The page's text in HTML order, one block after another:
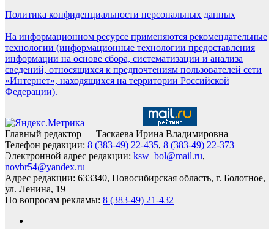
Политика конфиденциальности персональных данных
На информационном ресурсе применяются рекомендательные
технологии (информационные технологии предоставления
информации на основе сбора, систематизации и анализа
сведений, относящихся к предпочтениям пользователей сети
«Интернет», находящихся на территории Российской
Федерации).
Главный редактор — Таскаева Ирина Владимировна
Телефон редакции: 8 (383-49) 22-435, 8 (383-49) 22-373
Электронной адрес редакции: ksw_bol@mail.ru,
novbr54@yandex.ru
Адрес редакции: 633340, Новосибирская область, г. Болотное,
ул. Ленина, 19
По вопросам рекламы: 8 (383-49) 21-432